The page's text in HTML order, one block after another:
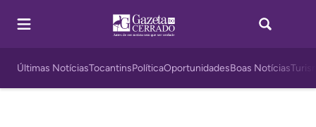
Últimas NotíciasTocantinsPolíticaOportunidadesBoas Notícias